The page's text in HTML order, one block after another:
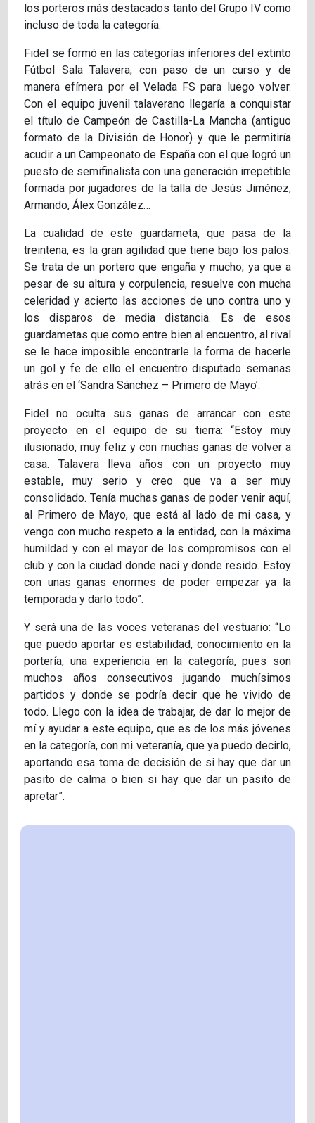
los porteros más destacados tanto del Grupo IV como
incluso de toda la categoría.
Fidel se formó en las categorías inferiores del extinto
Fútbol Sala Talavera, con paso de un curso y de
manera efímera por el Velada FS para luego volver.
Con el equipo juvenil talaverano llegaría a conquistar
el título de Campeón de Castilla-La Mancha (antiguo
formato de la División de Honor) y que le permitiría
acudir a un Campeonato de España con el que logró un
puesto de semifinalista con una generación irrepetible
formada por jugadores de la talla de Jesús Jiménez,
Armando, Álex González…
La cualidad de este guardameta, que pasa de la
treintena, es la gran agilidad que tiene bajo los palos.
Se trata de un portero que engaña y mucho, ya que a
pesar de su altura y corpulencia, resuelve con mucha
celeridad y acierto las acciones de uno contra uno y
los disparos de media distancia. Es de esos
guardametas que como entre bien al encuentro, al rival
se le hace imposible encontrarle la forma de hacerle
un gol y fe de ello el encuentro disputado semanas
atrás en el ‘Sandra Sánchez – Primero de Mayo’.
Fidel no oculta sus ganas de arrancar con este
proyecto en el equipo de su tierra: “Estoy muy
ilusionado, muy feliz y con muchas ganas de volver a
casa. Talavera lleva años con un proyecto muy
estable, muy serio y creo que va a ser muy
consolidado. Tenía muchas ganas de poder venir aquí,
al Primero de Mayo, que está al lado de mi casa, y
vengo con mucho respeto a la entidad, con la máxima
humildad y con el mayor de los compromisos con el
club y con la ciudad donde nací y donde resido. Estoy
con unas ganas enormes de poder empezar ya la
temporada y darlo todo”.
Y será una de las voces veteranas del vestuario: “Lo
que puedo aportar es estabilidad, conocimiento en la
portería, una experiencia en la categoría, pues son
muchos años consecutivos jugando muchísimos
partidos y donde se podría decir que he vivido de
todo. Llego con la idea de trabajar, de dar lo mejor de
mí y ayudar a este equipo, que es de los más jóvenes
en la categoría, con mi veteranía, que ya puedo decirlo,
aportando esa toma de decisión de si hay que dar un
pasito de calma o bien si hay que dar un pasito de
apretar”.